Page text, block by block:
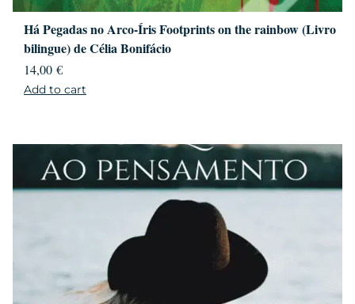
Há Pegadas no Arco-Íris Footprints on the rainbow (Livro
bilingue) de Célia Bonifácio
14,00 €
Add to cart